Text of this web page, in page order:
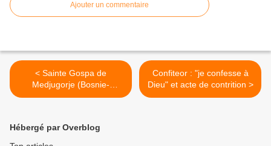
Ajouter un commentaire
< Sainte Gospa de
Medjugorje (Bosnie-
Herzégovine), Reine de la
Confiteor : "je confesse à
Dieu" et acte de contrition >
Hébergé par Overblog